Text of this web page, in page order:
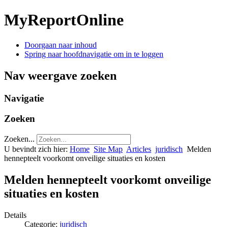
MyReportOnline
Doorgaan naar inhoud
Spring naar hoofdnavigatie om in te loggen
Nav weergave zoeken
Navigatie
Zoeken
Zoeken...
U bevindt zich hier: Home Site Map Articles juridisch Melden
hennepteelt voorkomt onveilige situaties en kosten
Melden hennepteelt voorkomt onveilige
situaties en kosten
Details
Categorie: juridisch